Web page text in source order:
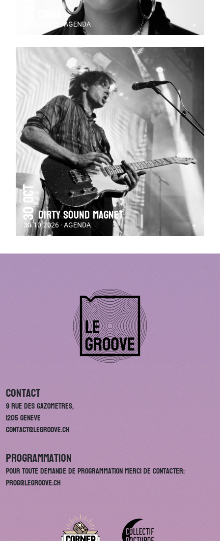
09.10.2026 · AGENDA +
30 OctDIRTY SOUND MAGNET
30.10.2026 · AGENDA +
Contact
9 rue des Gazometres,
1205 Geneve
contact@legroove.ch
Programmation
Pour toute demande de programmation merci de contacter:
prog@legroove.ch